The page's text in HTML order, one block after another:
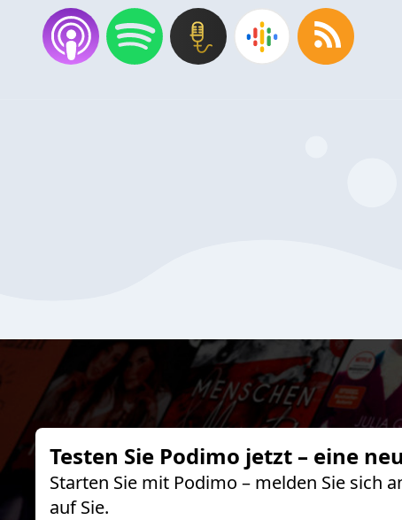
Testen Sie Podimo jetzt – eine
Starten Sie mit Podimo – melden Sie sich
auf Sie.